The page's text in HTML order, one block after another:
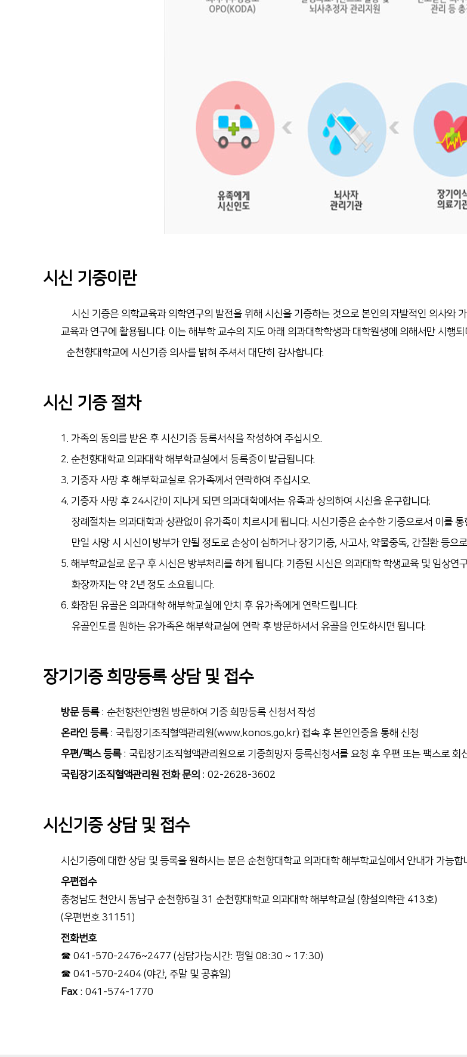
시신 기증이란
시신 기증은 의학교육과 의학연구의 발전을 위해 시신을 기증하는 것으로 본인의 자발적인 의사와
교육과 연구에 활용됩니다. 이는 해부학 교수의 지도 아래 의과대학학생과 대학원생에 의해서만 시행
순천향대학교에 시신기증 의사를 밝혀 주셔서 대단히 감사합니다.
시신 기증 절차
1. 가족의 동의를 받은 후 시신기증 등록서식을 작성하여 주십시오.
2. 순천향대학교 의과대학 해부학교실에서 등록증이 발급됩니다.
3. 기증자 사망 후 해부학교실로 유가족께서 연락하여 주십시오.
4. 기증자 사망 후 24시간이 지나게 되면 의과대학에서는 유족과 상의하여 시신을 운구합니다.
장례절차는 의과대학과 상관없이 유가족이 치르시게 됩니다. 시신기증은 순수한 기증으로서 이를
만일 사망 시 시신이 방부가 안될 정도로 손상이 심하거나 장기기증, 사고사, 약물중독, 간질환 등으
5. 해부학교실로 운구 후 시신은 방부처리를 하게 됩니다. 기증된 시신은 의과대학 학생교육 및 임상연
화장까지는 약 2년 정도 소요됩니다.
6. 화장된 유골은 의과대학 해부학교실에 안치 후 유가족에게 연락드립니다.
유골인도를 원하는 유가족은 해부학교실에 연락 후 방문하셔서 유골을 인도하시면 됩니다.
장기기증 희망등록 상담 및 접수
방문 등록: 순천향천안병원 방문하여 기증 희망등록 신청서 작성
온라인 등록: 국립장기조직혈액관리원(www.konos.go.kr) 접속 후 본인인증을 통해 신청
우편/팩스 등록: 국립장기조직혈액관리원으로 기증희망자 등록신청서를 요청 후 우편 또는 팩스로 회
국립장기조직혈액관리원 전화 문의 : 02-2628-3602
시신기증 상담 및 접수
시신기증에 대한 상담 및 등록을 원하시는 분은 순천향대학교 의과대학 해부학교실에서 안내가 가능합
우편접수
충청남도 천안시 동남구 순천향6길 31 순천향대학교 의과대학 해부학교실 (향설의학관 413호)
(우편번호 31151)
전화번호
☎ 041-570-2476~2477 (상담가능시간: 평일 08:30 ~ 17:30)
☎ 041-570-2404 (야간, 주말 및 공휴일)
Fax : 041-574-1770